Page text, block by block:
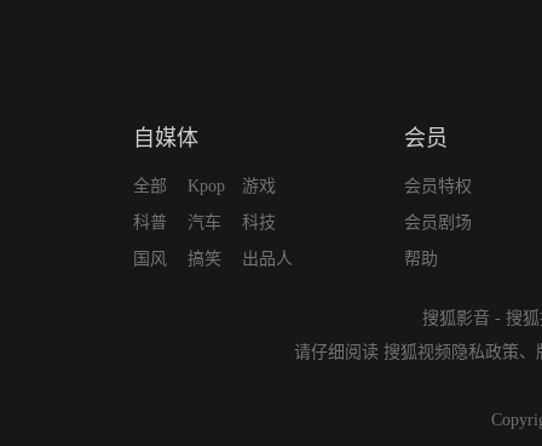
自媒体
全部
科普
国风
Kpop
汽车
搞笑
游戏
科技
出品人
会员
会员特权
会员剧场
帮助
搜狐影音 - 搜
请仔细阅读 搜狐视频隐私政策、